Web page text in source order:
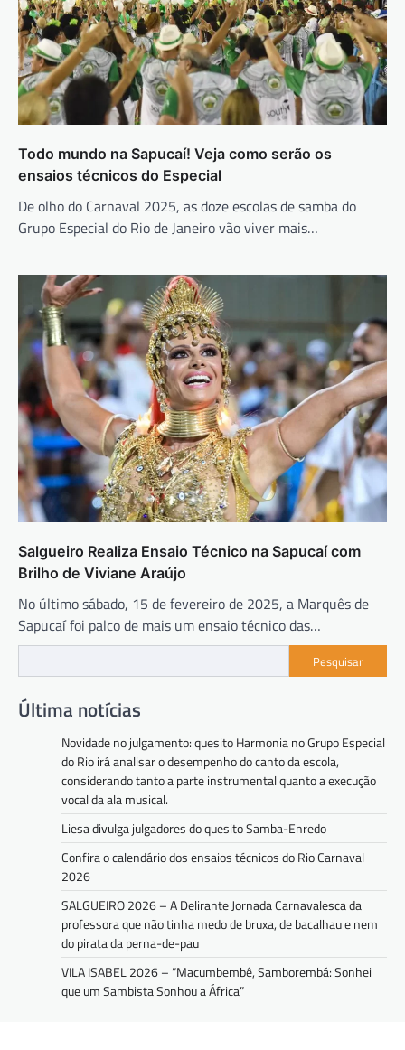
Todo mundo na Sapucaí! Veja como serão os
ensaios técnicos do Especial
De olho do Carnaval 2025, as doze escolas de samba do
Grupo Especial do Rio de Janeiro vão viver mais…
Salgueiro Realiza Ensaio Técnico na Sapucaí com
Brilho de Viviane Araújo
No último sábado, 15 de fevereiro de 2025, a Marquês de
Sapucaí foi palco de mais um ensaio técnico das…
Pesquisar
Última notícias
Novidade no julgamento: quesito Harmonia no Grupo Especial
do Rio irá analisar o desempenho do canto da escola,
considerando tanto a parte instrumental quanto a execução
vocal da ala musical.
Liesa divulga julgadores do quesito Samba-Enredo
Confira o calendário dos ensaios técnicos do Rio Carnaval
2026
SALGUEIRO 2026 – A Delirante Jornada Carnavalesca da
professora que não tinha medo de bruxa, de bacalhau e nem
do pirata da perna-de-pau
VILA ISABEL 2026 – “Macumbembê, Samborembá: Sonhei
que um Sambista Sonhou a África”